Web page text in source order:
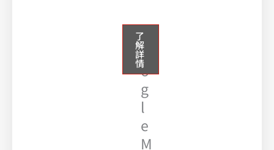
G
o
o
g
l
e
M
了
解
詳
情